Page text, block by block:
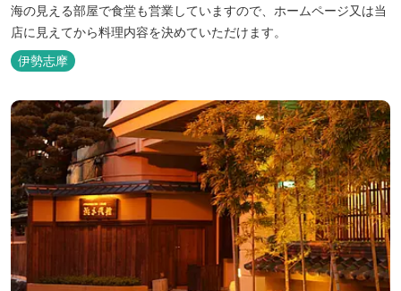
海の見える部屋で食堂も営業していますので、ホームページ又は当
店に見えてから料理内容を決めていただけます。
伊勢志摩